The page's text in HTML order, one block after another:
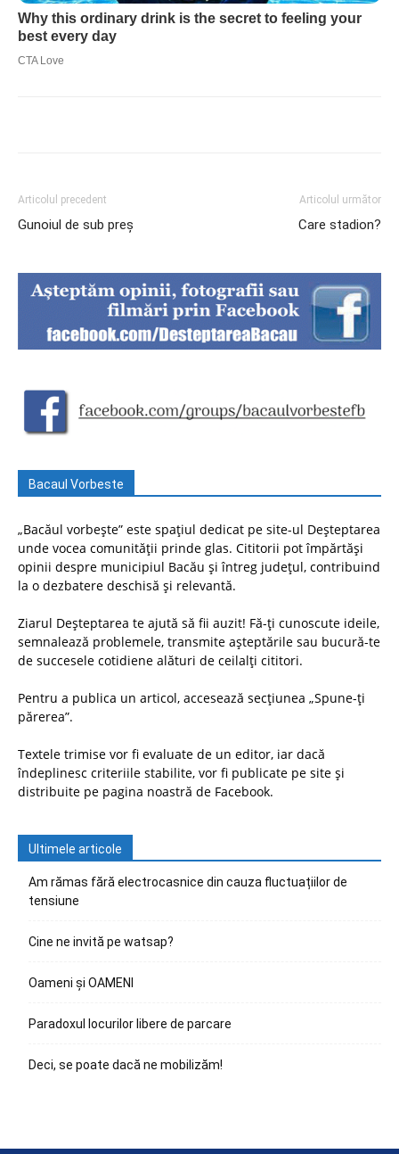
Articolul precedent
Gunoiul de sub preș
Articolul următor
Care stadion?
Bacaul Vorbeste
„Bacăul vorbește” este spațiul dedicat pe site-ul Deșteptarea
unde vocea comunității prinde glas. Cititorii pot împărtăși
opinii despre municipiul Bacău și întreg județul, contribuind
la o dezbatere deschisă și relevantă.
Ziarul Deșteptarea te ajută să fii auzit! Fă-ți cunoscute ideile,
semnalează problemele, transmite așteptările sau bucură-te
de succesele cotidiene alături de ceilalți cititori.
Pentru a publica un articol, accesează secțiunea „Spune-ți
părerea”.
Textele trimise vor fi evaluate de un editor, iar dacă
îndeplinesc criteriile stabilite, vor fi publicate pe site și
distribuite pe pagina noastră de Facebook.
Ultimele articole
Am rămas fără electrocasnice din cauza fluctuațiilor de
tensiune
Cine ne invită pe watsap?
Oameni și OAMENI
Paradoxul locurilor libere de parcare
Deci, se poate dacă ne mobilizăm!